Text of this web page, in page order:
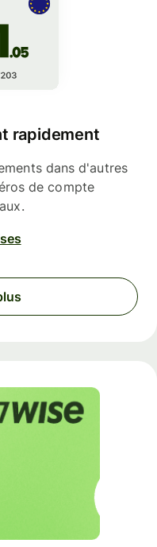
rapidement
dans d'autres
de compte